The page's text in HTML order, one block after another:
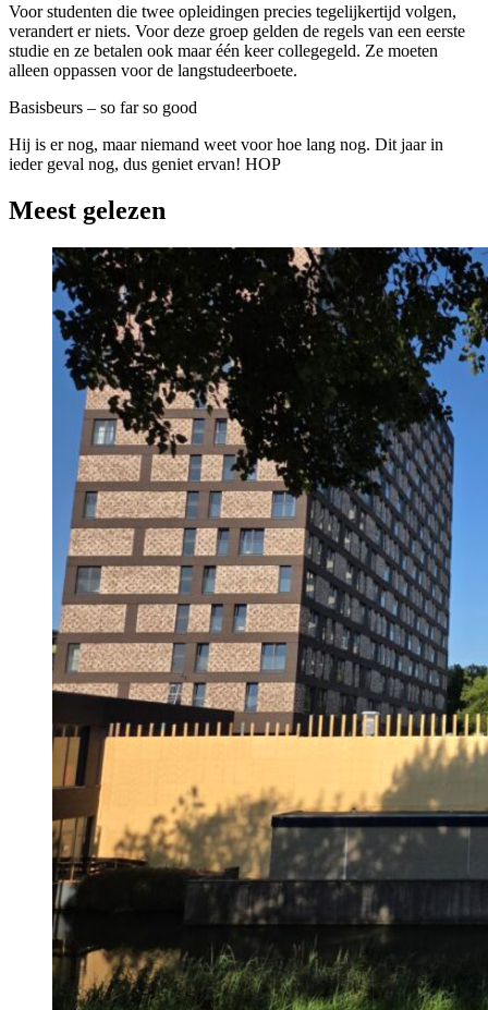
Voor studenten die twee opleidingen precies tegelijkertijd volgen,
verandert er niets. Voor deze groep gelden de regels van een eerste
studie en ze betalen ook maar één keer collegegeld. Ze moeten
alleen oppassen voor de langstudeerboete.
Basisbeurs – so far so good
Hij is er nog, maar niemand weet voor hoe lang nog. Dit jaar in
ieder geval nog, dus geniet ervan! HOP
Meest gelezen